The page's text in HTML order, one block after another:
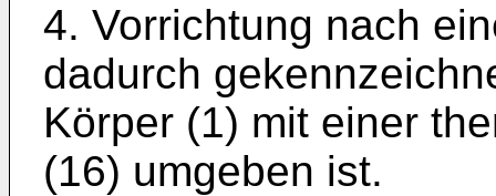
4. Vorrichtung nach
dadurch
Körper (1) mit einer
(16) umgeben ist.